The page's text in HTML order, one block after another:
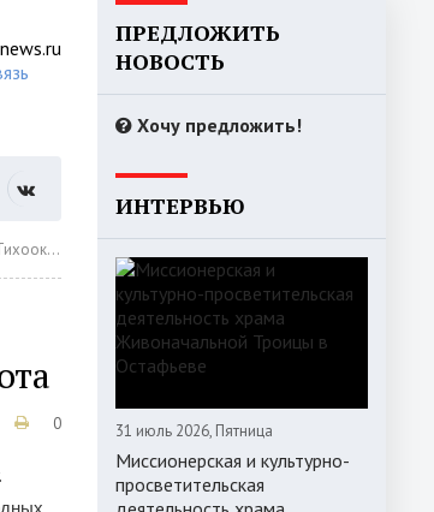
флота
0
ПРЕДЛОЖИТЬ
НОВОСТЬ
Хочу предложить!
ИНТЕРВЬЮ
31 июль 2026, Пятница
Миссионерская и культурно-
просветительская